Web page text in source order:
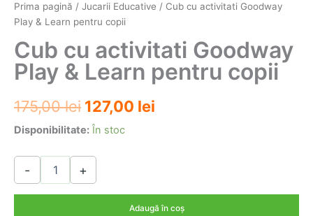
Prima pagină / Jucarii Educative / Cub cu activitati Goodway
Play & Learn pentru copii
Cub cu activitati Goodway
Play & Learn pentru copii
175,00lei Prețul
inițial
a
fost:
175,00 lei.
127,00 lei
Disponibilitate: În stoc
-
Cantitate
+
Adaugă în coș